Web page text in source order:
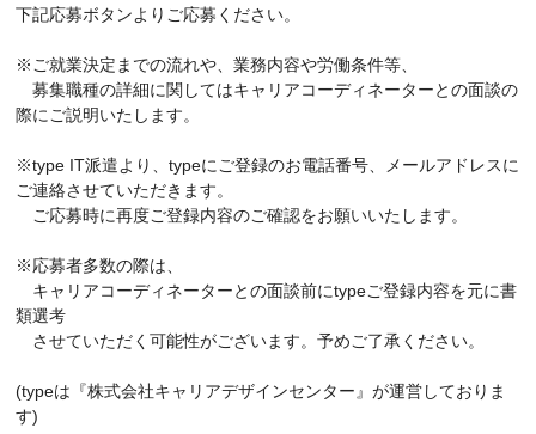
下記応募ボタンよりご応募ください。
※ご就業決定までの流れや、業務内容や労働条件等、
募集職種の詳細に関してはキャリアコーディネーターとの面談の
際にご説明いたします。
※type IT派遣より、typeにご登録のお電話番号、メールアドレスに
ご連絡させていただきます。
ご応募時に再度ご登録内容のご確認をお願いいたします。
※応募者多数の際は、
キャリアコーディネーターとの面談前にtypeご登録内容を元に書
類選考
させていただく可能性がございます。予めご了承ください。
(typeは『株式会社キャリアデザインセンター』が運営しておりま
す)